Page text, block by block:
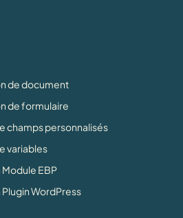
de document
de formulaire
champs personnalisés
variables
EBP
WordPress